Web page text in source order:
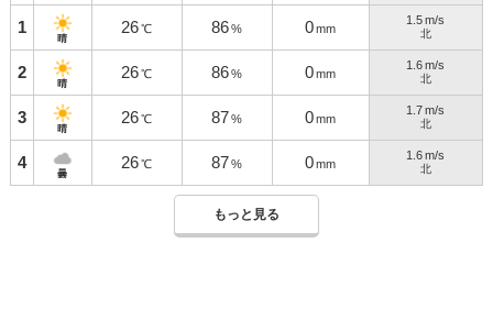
1
晴
26 ℃ 86 % 0 mm
1.5 m/s
北
2
晴
26 ℃ 86 % 0 mm
1.6 m/s
北
3
晴
26 ℃ 87 % 0 mm
1.7 m/s
北
4
曇
26 ℃ 87 % 0 mm
1.6 m/s
北
もっと見る